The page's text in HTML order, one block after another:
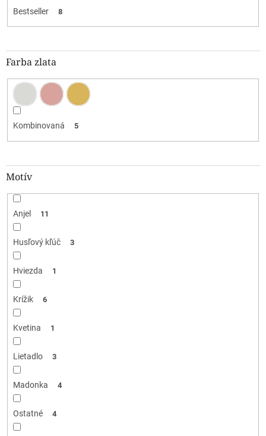
Bestseller 8
Farba zlata
Kombinovaná 5
Motív
Anjel 11
Husľový kľúč 3
Hviezda 1
Krížik 6
Kvetina 1
Lietadlo 3
Madonka 4
Ostatné 4